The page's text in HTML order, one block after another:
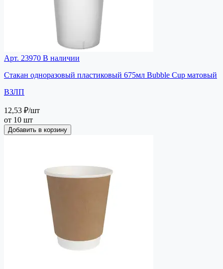
Арт. 23970 В наличии
Стакан одноразовый пластиковый 675мл Bubble Cup матовый
ВЗЛП
12,53 ₽/шт
от 10 шт
Добавить в корзину